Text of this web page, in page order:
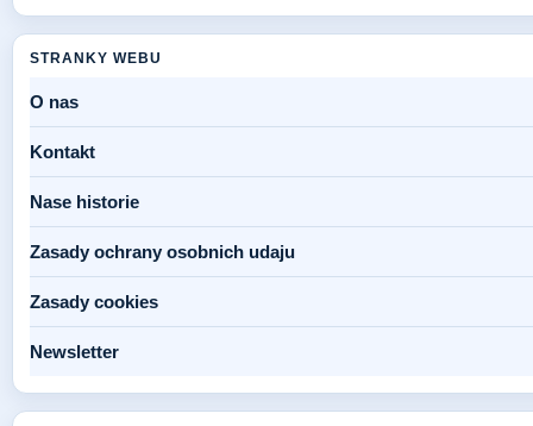
STRANKY WEBU
O nas
Kontakt
Nase historie
Zasady ochrany osobnich udaju
Zasady cookies
Newsletter